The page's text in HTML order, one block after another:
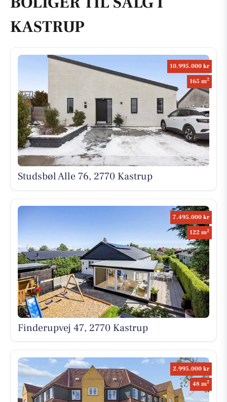
KASTRUP
10.995.000 kr
165 m2
Studsbøl Alle 76, 2770 Kastrup
7.495.000 kr
122 m2
Finderupvej 47, 2770 Kastrup
2.995.000 kr
48 m2